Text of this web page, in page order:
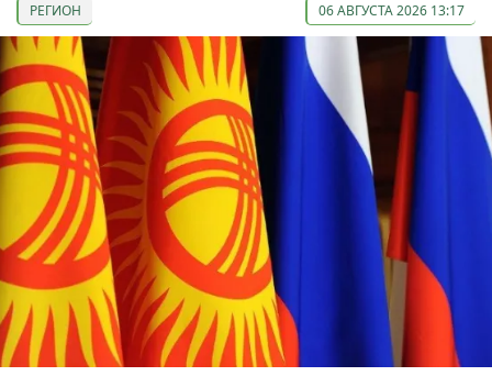
РЕГИОН 06 АВГУСТА 2026 13:17